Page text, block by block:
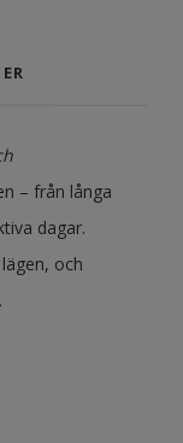
– från långa
dagar.
och